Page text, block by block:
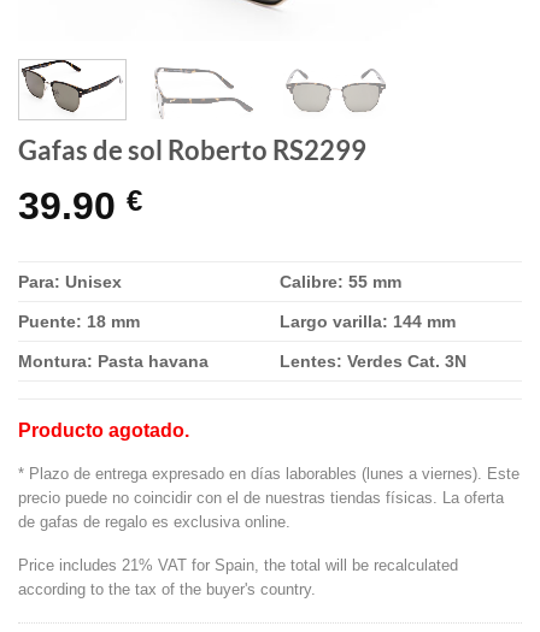
Gafas de sol Roberto RS2299
39.90 €
Para: Unisex Calibre: 55 mm
Puente: 18 mm Largo varilla: 144 mm
Montura: Pasta havana Lentes: Verdes Cat. 3N
Producto agotado.
* Plazo de entrega expresado en días laborables (lunes a viernes). Este
precio puede no coincidir con el de nuestras tiendas físicas. La oferta
de gafas de regalo es exclusiva online.
Price includes 21% VAT for Spain, the total will be recalculated
according to the tax of the buyer's country.